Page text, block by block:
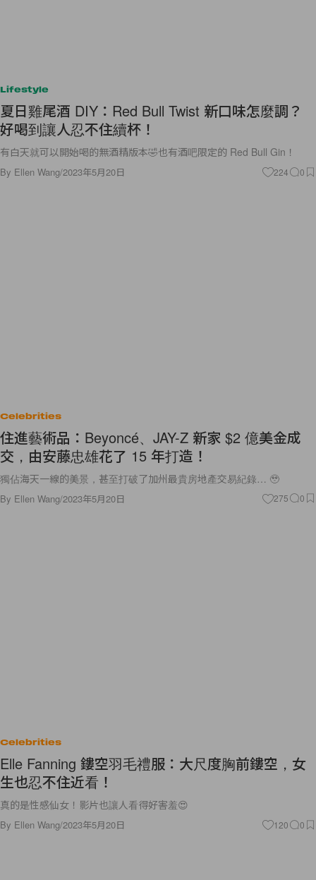
Lifestyle
夏日雞尾酒 DIY：Red Bull Twist 新口味怎麼調？
好喝到讓人忍不住續杯！
有白天就可以開始喝的無酒精版本🤣也有酒吧限定的 Red Bull Gin！
By Ellen Wang/2023年5月20日 224 0
Celebrities
住進藝術品：Beyoncé、JAY-Z 新家 $2 億美金成
交，由安藤忠雄花了 15 年打造！
獨佔海天一線的美景，甚至打破了加州最貴房地產交易紀錄… 🥹
By Ellen Wang/2023年5月20日 275 0
Celebrities
Elle Fanning 鏤空羽毛禮服：大尺度胸前鏤空，女
生也忍不住近看！
真的是性感仙女！影片也讓人看得好害羞😍
By Ellen Wang/2023年5月20日 120 0